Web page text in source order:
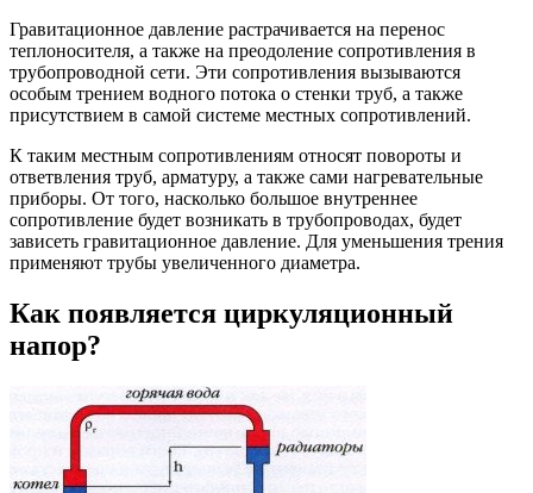
Гравитационное давление растрачивается на перенос
теплоносителя, а также на преодоление сопротивления в
трубопроводной сети. Эти сопротивления вызываются
особым трением водного потока о стенки труб, а также
присутствием в самой системе местных сопротивлений.
К таким местным сопротивлениям относят повороты и
ответвления труб, арматуру, а также сами нагревательные
приборы. От того, насколько большое внутреннее
сопротивление будет возникать в трубопроводах, будет
зависеть гравитационное давление. Для уменьшения трения
применяют трубы увеличенного диаметра.
Как появляется циркуляционный
напор?